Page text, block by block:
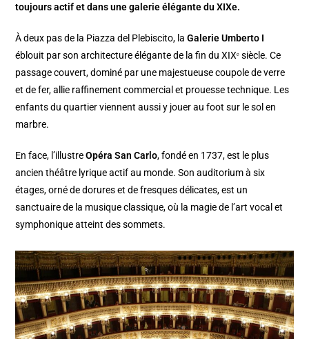
toujours actif et dans une galerie élégante du XIXe.
À deux pas de la Piazza del Plebiscito, laGalerie Umberto I
éblouit par son architecture élégante de la fin du XIXᵉ siècle. Ce
passage couvert, dominé par une majestueuse coupole de verre
et de fer, allie raffinement commercial et prouesse technique. Les
enfants du quartier viennent aussi y jouer au foot sur le sol en
marbre.
En face, l’illustreOpéra San Carlo, fondé en 1737, est le plus
ancien théâtre lyrique actif au monde. Son auditorium à six
étages, orné de dorures et de fresques délicates, est un
sanctuaire de la musique classique, où la magie de l’art vocal et
symphonique atteint des sommets.